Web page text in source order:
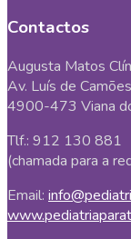
Contactos
Augusta Matos
Av. Luís de
4900-473 Viana
Tlf.: 912 130 881
(chamada para a
Email: